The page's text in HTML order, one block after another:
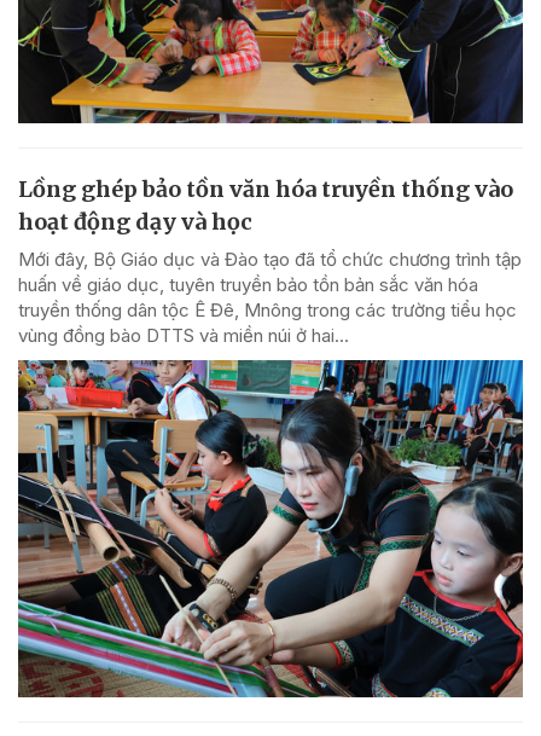
Lồng ghép bảo tồn văn hóa truyền thống vào
hoạt động dạy và học
Mới đây, Bộ Giáo dục và Đào tạo đã tổ chức chương trình tập
huấn về giáo dục, tuyên truyền bảo tồn bản sắc văn hóa
truyền thống dân tộc Ê Đê, Mnông trong các trường tiểu học
vùng đồng bào DTTS và miền núi ở hai...